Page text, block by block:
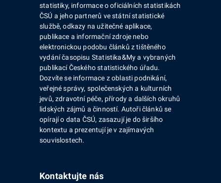
statistiky, informace o oficiálních statistikách
ČSÚ a jeho partnerů ve státní statistické
službě, odkazy na užitečné aplikace,
publikace a informační zdroje nebo
elektronickou podobu článků z tištěného
vydání časopisu Statistika&My a vybraných
publikací Českého statistického úřadu.
Dozvíte se informace z oblasti podnikání,
veřejné správy, společenských a kulturních
jevů, zdravotní péče, přírody a dalších okruhů
lidských zájmů a činností. Autoři článků se
opírají o data ČSÚ, zasazují je do širšího
kontextu a prezentují je v zajímavých
souvislostech.
Kontaktujte nás